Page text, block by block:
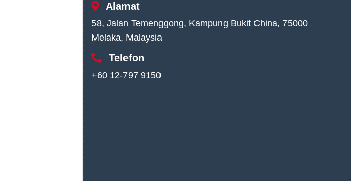
Alamat
58, Jalan Temenggong, Kampung Bukit China, 75000
Melaka, Malaysia
Telefon
+60 12-797 9150